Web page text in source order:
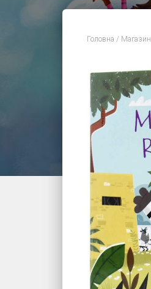
Головна / Магазин